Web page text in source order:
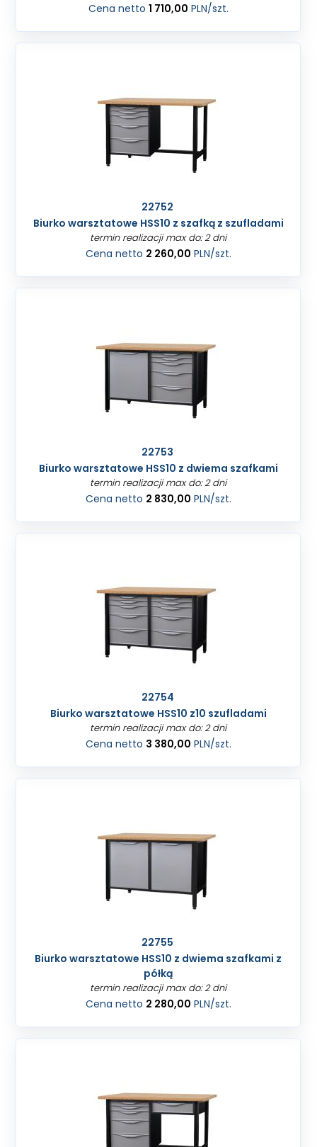
Cena netto 1 710,00 PLN/szt.
22752
Biurko warsztatowe HSS10 z szafką z szufladami
termin realizacji max do: 2 dni
Cena netto 2 260,00 PLN/szt.
22753
Biurko warsztatowe HSS10 z dwiema szafkami
termin realizacji max do: 2 dni
Cena netto 2 830,00 PLN/szt.
22754
Biurko warsztatowe HSS10 z10 szufladami
termin realizacji max do: 2 dni
Cena netto 3 380,00 PLN/szt.
22755
Biurko warsztatowe HSS10 z dwiema szafkami z
półką
termin realizacji max do: 2 dni
Cena netto 2 280,00 PLN/szt.